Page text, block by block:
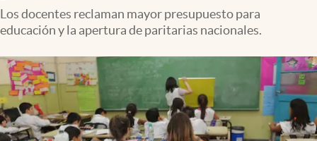
Apertura
Infotechnology
Clase
Clima
Mundial 2026
Los docentes reclaman mayor presupuesto para
educación y la apertura de paritarias nacionales.